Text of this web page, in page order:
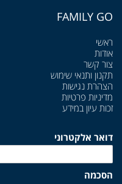
FAMILY GO
ראשי
אודות
צור קשר
תקנון ותנאי שימוש
הצהרת נגישות
מדיניות פרטיות
זכות עיון במידע
דואר אלקטרוני
הסכמה